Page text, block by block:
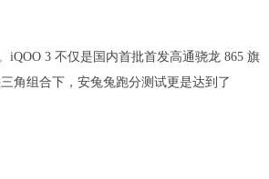
iQOO 3 不仅是国内首批首发高通骁龙 865 旗
角组合下，安兔兔跑分测试更是达到了